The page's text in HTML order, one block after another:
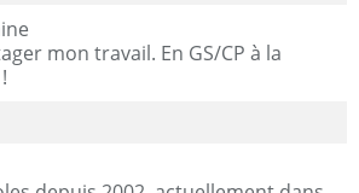
mon travail. En GS/CP à la